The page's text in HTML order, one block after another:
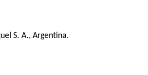
S. A., Argentina.